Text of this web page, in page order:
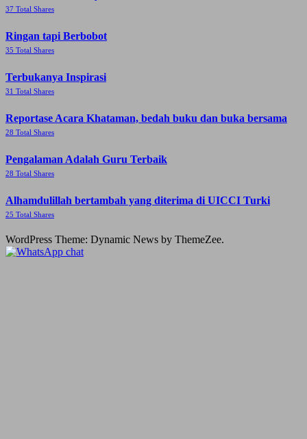
37 Total Shares
Ringan tapi Berbobot
35 Total Shares
Terbukanya Inspirasi
31 Total Shares
Reportase Acara Khataman, bedah buku dan buka bersama
28 Total Shares
Pengalaman Adalah Guru Terbaik
28 Total Shares
Alhamdulillah bertambah yang diterima di UICCI Turki
25 Total Shares
WordPress Theme: Dynamic News by ThemeZee.